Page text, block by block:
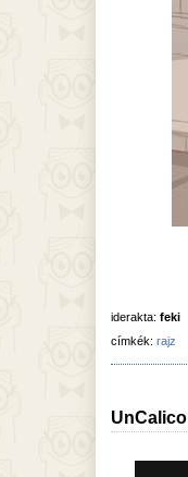
iderakta: feki
címkék: rajz
UnCalico